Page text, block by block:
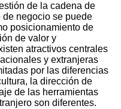
de la cadena de
negocio se puede
posicionamiento de
de valor y
atractivos centrales
y extranjeras
por las diferencias
la dirección de
de las herramientas
son diferentes.